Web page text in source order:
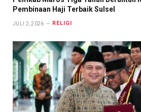
Pembinaan Haji Terbaik Sulsel
JULI 2, 2026 RELIGI